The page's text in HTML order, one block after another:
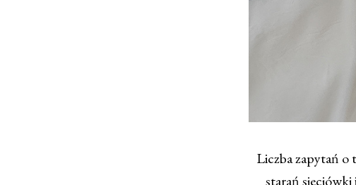
Liczba zapytań o
starań sieciówki